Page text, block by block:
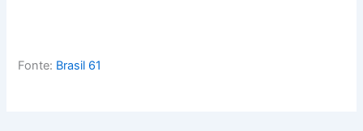
Fonte: Brasil 61